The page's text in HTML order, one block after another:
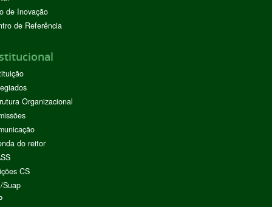
de Inovação
de Referência
Organizacional
do reitor
CS
Suap